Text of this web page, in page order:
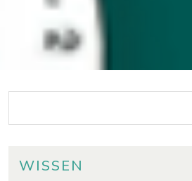
WISSEN